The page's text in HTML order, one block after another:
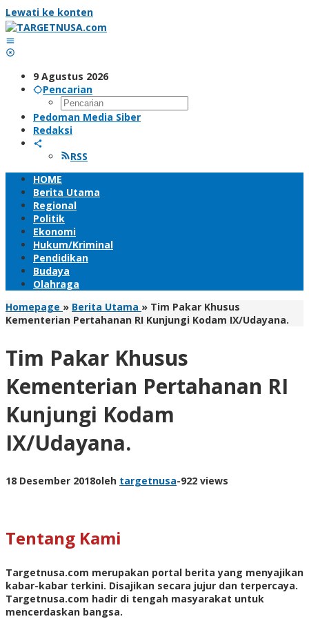
Lewati ke konten
9 Agustus 2026
Pencarian
Pedoman Media Siber
Redaksi
RSS
HOME
Berita Utama
Regional
Politik
Ekonomi
Hukum/Kriminal
Pendidikan
Budaya
Olahraga
Homepage » Berita Utama » Tim Pakar Khusus
Kementerian Pertahanan RI Kunjungi Kodam IX/Udayana.
Tim Pakar Khusus
Kementerian Pertahanan RI
Kunjungi Kodam
IX/Udayana.
18 Desember 2018oleh targetnusa-922 views
Tentang Kami
Targetnusa.com merupakan portal berita yang menyajikan
kabar-kabar terkini. Disajikan secara jujur dan terpercaya.
Targetnusa.com hadir di tengah masyarakat untuk
mencerdaskan bangsa.